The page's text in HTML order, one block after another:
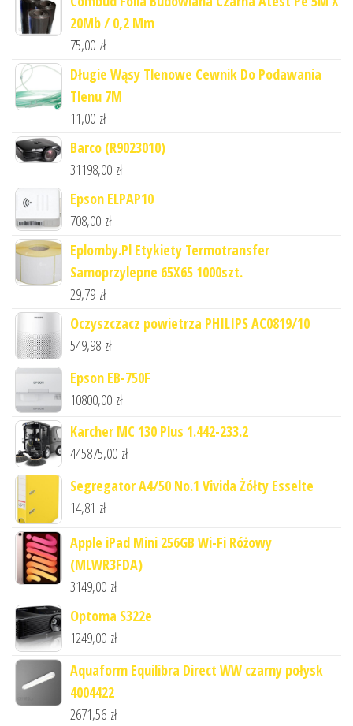
20Mb / 0,2 Mm
75,00 zł
Długie Wąsy Tlenowe Cewnik Do Podawania
Tlenu 7M
11,00 zł
Barco (R9023010)
31198,00 zł
Epson ELPAP10
708,00 zł
Eplomby.Pl Etykiety Termotransfer
Samoprzylepne 65X65 1000szt.
29,79 zł
Oczyszczacz powietrza PHILIPS AC0819/10
549,98 zł
Epson EB-750F
10800,00 zł
Karcher MC 130 Plus 1.442-233.2
445875,00 zł
Segregator A4/50 No.1 Vivida Żółty Esselte
14,81 zł
Apple iPad Mini 256GB Wi-Fi Różowy
(MLWR3FDA)
3149,00 zł
Optoma S322e
1249,00 zł
Aquaform Equilibra Direct WW czarny połysk
4004422
2671,56 zł